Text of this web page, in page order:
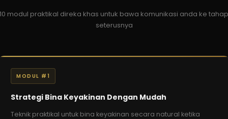
10 modul praktikal direka khas untuk bawa komunikasi anda ke tahap
seterusnya
MODUL #1
Strategi Bina Keyakinan Dengan Mudah
Teknik praktikal untuk bina keyakinan secara natural ketika